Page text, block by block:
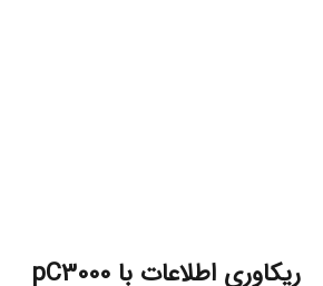
ریکاوری اطلاعات با pC3000